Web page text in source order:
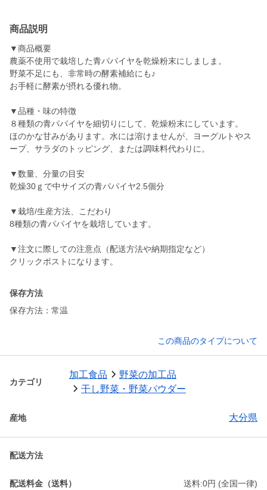
商品説明
▼商品概要
農薬不使用で栽培した青パパイヤを乾燥粉末にしましま。
野菜不足にも、非常時の酵素補給にも♪
お手軽に酵素が摂れる優れ物。
▼品種・味の特徴
８種類の青パパイヤを細切りにして、乾燥粉末にしています。
ほのかな甘みがあります。水には溶けませんが、ヨーグルトやス
ープ、サラダのトッピング、または調味料代わりに。
▼数量、分量の目安
乾燥30ｇで中サイズの青パパイヤ2.5個分
▼栽培/生産方法、こだわり
8種類の青パパイヤを栽培しています。
▼注文に際しての注意点（配送方法や納期指定など）
クリックポストになります。
保存方法
保存方法：常温
この商品のタイプについて
カテゴリ
加工食品
野菜の加工品
干し野菜・野菜パウダー
産地 大分県
配送方法
配送料金（送料） 送料:0円 (全国一律)